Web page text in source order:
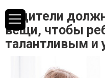
Родители
вещи, чтобы
талантливым